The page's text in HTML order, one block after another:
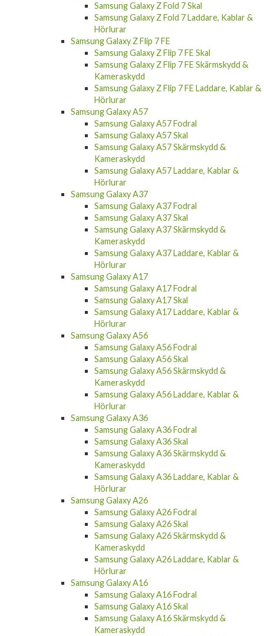
Samsung Galaxy Z Fold 7 Skal
Samsung Galaxy Z Fold 7 Laddare, Kablar &
Hörlurar
Samsung Galaxy Z Flip 7 FE
Samsung Galaxy Z Flip 7 FE Skal
Samsung Galaxy Z Flip 7 FE Skärmskydd &
Kameraskydd
Samsung Galaxy Z Flip 7 FE Laddare, Kablar &
Hörlurar
Samsung Galaxy A57
Samsung Galaxy A57 Fodral
Samsung Galaxy A57 Skal
Samsung Galaxy A57 Skärmskydd &
Kameraskydd
Samsung Galaxy A57 Laddare, Kablar &
Hörlurar
Samsung Galaxy A37
Samsung Galaxy A37 Fodral
Samsung Galaxy A37 Skal
Samsung Galaxy A37 Skärmskydd &
Kameraskydd
Samsung Galaxy A37 Laddare, Kablar &
Hörlurar
Samsung Galaxy A17
Samsung Galaxy A17 Fodral
Samsung Galaxy A17 Skal
Samsung Galaxy A17 Laddare, Kablar &
Hörlurar
Samsung Galaxy A56
Samsung Galaxy A56 Fodral
Samsung Galaxy A56 Skal
Samsung Galaxy A56 Skärmskydd &
Kameraskydd
Samsung Galaxy A56 Laddare, Kablar &
Hörlurar
Samsung Galaxy A36
Samsung Galaxy A36 Fodral
Samsung Galaxy A36 Skal
Samsung Galaxy A36 Skärmskydd &
Kameraskydd
Samsung Galaxy A36 Laddare, Kablar &
Hörlurar
Samsung Galaxy A26
Samsung Galaxy A26 Fodral
Samsung Galaxy A26 Skal
Samsung Galaxy A26 Skärmskydd &
Kameraskydd
Samsung Galaxy A26 Laddare, Kablar &
Hörlurar
Samsung Galaxy A16
Samsung Galaxy A16 Fodral
Samsung Galaxy A16 Skal
Samsung Galaxy A16 Skärmskydd &
Kameraskydd